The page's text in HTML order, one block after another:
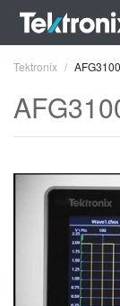
ENGLISH
FRANÇAIS
VIỆT
Tektronix